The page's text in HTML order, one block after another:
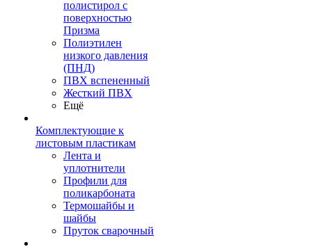
полистирол с
поверхностью
Призма
Полиэтилен
низкого давления
(ПНД)
ПВХ вспененный
Жесткий ПВХ
Ещё
Комплектующие к
листовым пластикам
Лента и
уплотнители
Профили для
поликарбоната
Термошайбы и
шайбы
Пруток сварочный